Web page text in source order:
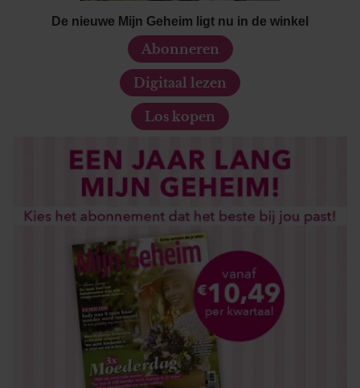
De nieuwe Mijn Geheim ligt nu in de winkel
Abonneren
Digitaal lezen
Los kopen